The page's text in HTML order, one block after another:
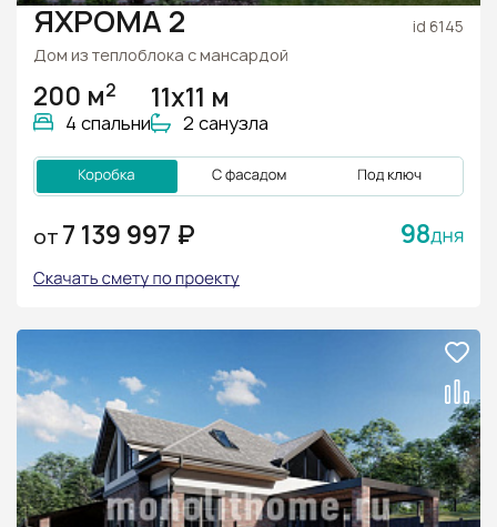
ЯХРОМА 2 id 6145
Дом из теплоблока с мансардой
200 м2
4 спальни
11х11 м
2 санузла
ОТ 7 139 997 ₽ 98